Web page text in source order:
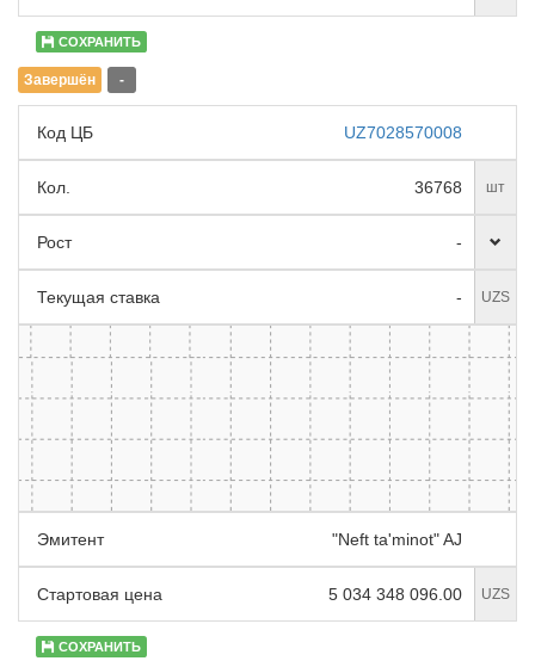
СОХРАНИТЬ
Завершён -
Код ЦБ UZ7028570008
Кол. 36768 шт
Рост -
Текущая ставка - UZS
Эмитент "Neft ta'minot" AJ
Стартовая цена 5 034 348 096.00 UZS
СОХРАНИТЬ